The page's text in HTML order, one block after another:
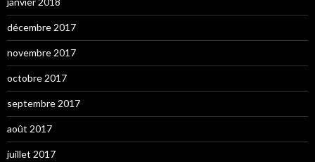
décembre 2017
novembre 2017
octobre 2017
septembre 2017
août 2017
juillet 2017